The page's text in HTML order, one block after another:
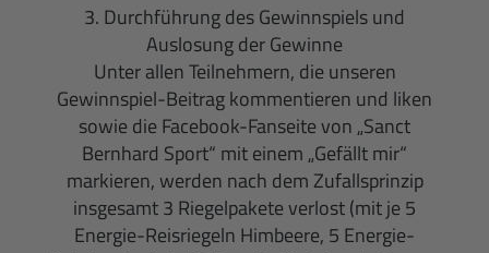
3. Durchführung des Gewinnspiels und
Auslosung der Gewinne
Unter allen Teilnehmern, die unseren
Gewinnspiel-Beitrag kommentieren und liken
sowie die Facebook-Fanseite von „Sanct
Bernhard Sport“ mit einem „Gefällt mir“
markieren, werden nach dem Zufallsprinzip
insgesamt 3 Riegelpakete verlost (mit je 5
Energie-Reisriegeln Himbeere, 5 Energie-